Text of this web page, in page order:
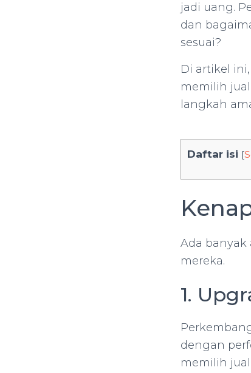
jadi uang.
dan
sesuai?
Di artikel
memilih
langkah
Daftar isi [
Ada
mereka.
1.
dengan
memilih